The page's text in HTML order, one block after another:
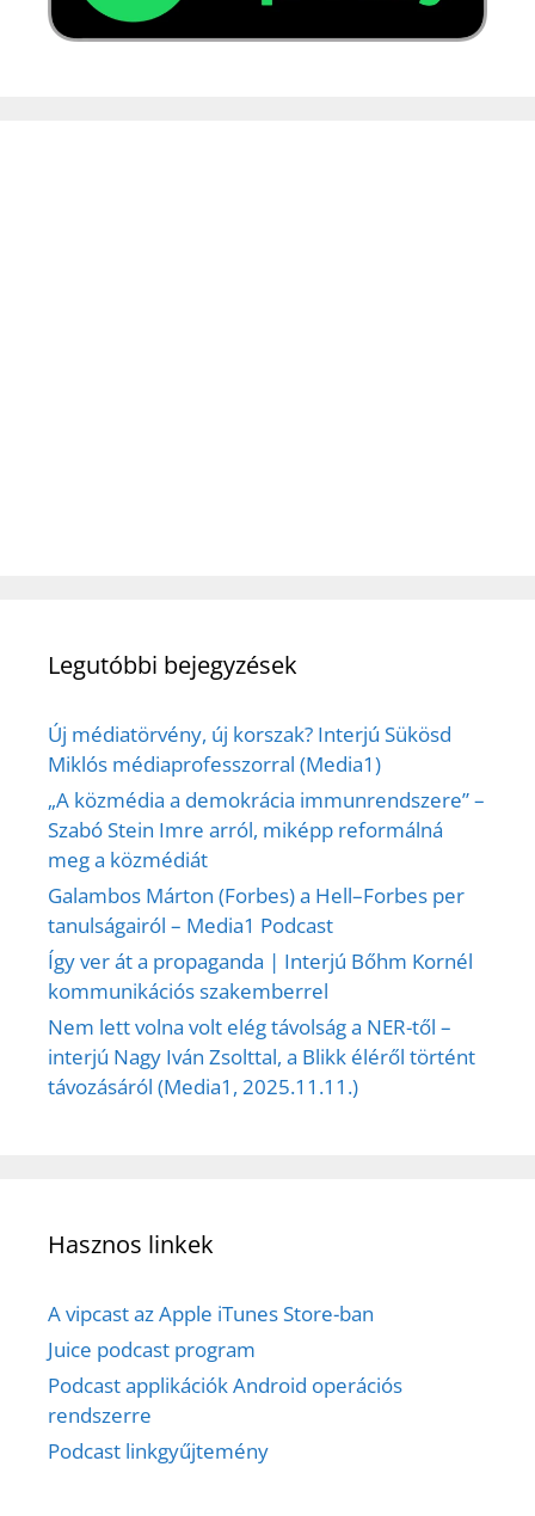
Legutóbbi bejegyzések
Új médiatörvény, új korszak? Interjú Sükösd
Miklós médiaprofesszorral (Media1)
„A közmédia a demokrácia immunrendszere” –
Szabó Stein Imre arról, miképp reformálná
meg a közmédiát
Galambos Márton (Forbes) a Hell–Forbes per
tanulságairól – Media1 Podcast
Így ver át a propaganda | Interjú Bőhm Kornél
kommunikációs szakemberrel
Nem lett volna volt elég távolság a NER-től –
interjú Nagy Iván Zsolttal, a Blikk éléről történt
távozásáról (Media1, 2025.11.11.)
Hasznos linkek
A vipcast az Apple iTunes Store-ban
Juice podcast program
Podcast applikációk Android operációs
rendszerre
Podcast linkgyűjtemény